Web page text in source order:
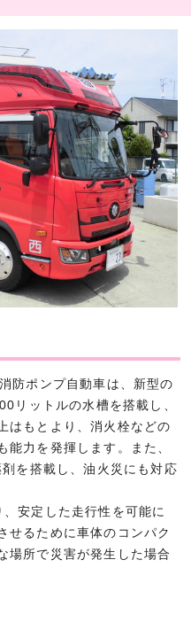
防ポンプ自動車は、新型の
リットルの水槽を搭載し、
はもとより、消火栓などの
能力を発揮します。また、
を搭載し、油火災にも対応
安定した走行性を可能に
せるために車体のコンパク
場所で災害が発生した場合